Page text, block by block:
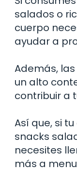
salados o
cuerpo
ayudar a
Además,
un alto
contribuir a
Así que, si
snacks
necesites
más a